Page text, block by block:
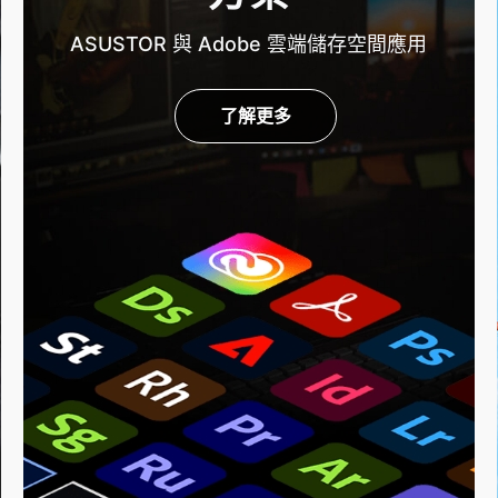
ASUSTOR 與 Adobe 雲端儲存空間應用
了解更多